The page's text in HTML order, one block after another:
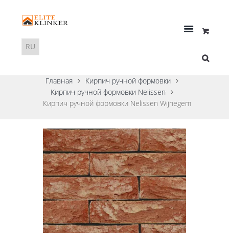
Главная
Кирпич ручной формовки
Кирпич ручной формовки Nelissen
Кирпич ручной формовки Nelissen Wijnegem